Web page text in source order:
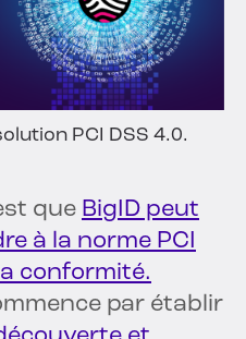
PCI DSS 4.0.
que BigID peut
à la norme PCI
conformité.
par établir